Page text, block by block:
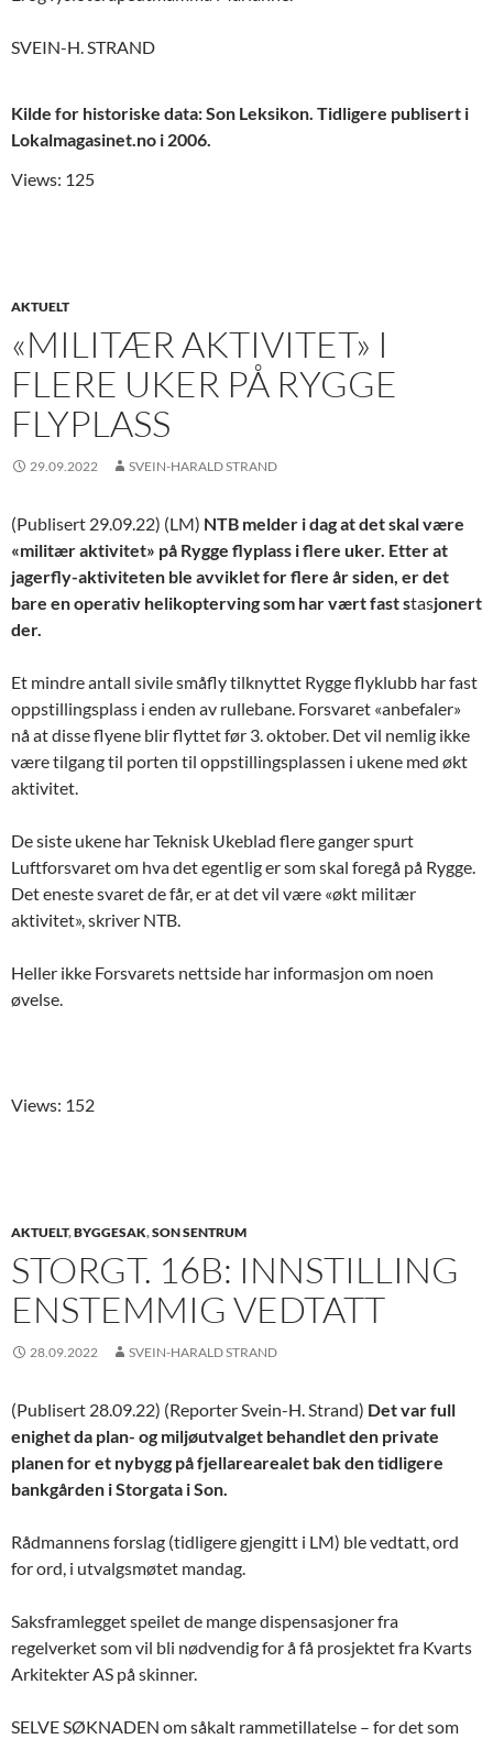
SVEIN-H. STRAND
Kilde for historiske data: Son Leksikon. Tidligere publisert i
Lokalmagasinet.no i 2006.
Views: 125
AKTUELT
«MILITÆR AKTIVITET» I
FLERE UKER PÅ RYGGE
FLYPLASS
29.09.2022 SVEIN-HARALD STRAND
(Publisert 29.09.22) (LM) NTB melder i dag at det skal være
«militær aktivitet» på Rygge flyplass i flere uker. Etter at
jagerfly-aktiviteten ble avviklet for flere år siden, er det
bare en operativ helikopterving som har vært fast stasjonert
der.
Et mindre antall sivile småfly tilknyttet Rygge flyklubb har fast
oppstillingsplass i enden av rullebane. Forsvaret «anbefaler»
nå at disse flyene blir flyttet før 3. oktober. Det vil nemlig ikke
være tilgang til porten til oppstillingsplassen i ukene med økt
aktivitet.
De siste ukene har Teknisk Ukeblad flere ganger spurt
Luftforsvaret om hva det egentlig er som skal foregå på Rygge.
Det eneste svaret de får, er at det vil være «økt militær
aktivitet», skriver NTB.
Heller ikke Forsvarets nettside har informasjon om noen
øvelse.
Views: 152
AKTUELT,BYGGESAK,SON SENTRUM
STORGT. 16B: INNSTILLING
ENSTEMMIG VEDTATT
28.09.2022 SVEIN-HARALD STRAND
(Publisert 28.09.22) (Reporter Svein-H. Strand) Det var full
enighet da plan- og miljøutvalget behandlet den private
planen for et nybygg på fjellarearealet bak den tidligere
bankgården i Storgata i Son.
Rådmannens forslag (tidligere gjengitt i LM) ble vedtatt, ord
for ord, i utvalgsmøtet mandag.
Saksframlegget speilet de mange dispensasjoner fra
regelverket som vil bli nødvendig for å få prosjektet fra Kvarts
Arkitekter AS på skinner.
SELVE SØKNADEN om såkalt rammetillatelse – for det som